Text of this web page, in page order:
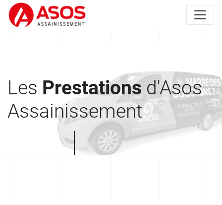
Les Prestations d'Asos
Assainissement